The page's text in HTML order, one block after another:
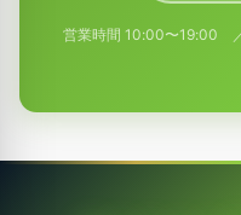
営業時間 10:00〜19:00